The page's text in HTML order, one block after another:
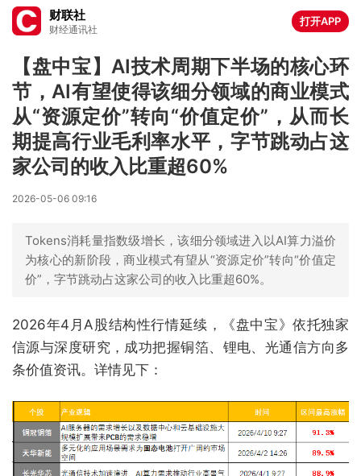
财联社
财经通讯社
打开APP
【盘中宝】AI技术周期下半场的核心环
节，AI有望使得该细分领域的商业模式
从“资源定价”转向“价值定价”，从而长
期提高行业毛利率水平，字节跳动占这
家公司的收入比重超60%
2026-05-06 09:16
Tokens消耗量指数级增长，该细分领域进入以AI算力溢价
为核心的新阶段，商业模式有望从“资源定价”转向“价值定
价”，字节跳动占这家公司的收入比重超60%。
2026年4月A股结构性行情延续，《盘中宝》依托独家
信源与深度研究，成功把握铜箔、锂电、光通信方向多
条价值资讯。详情见下：